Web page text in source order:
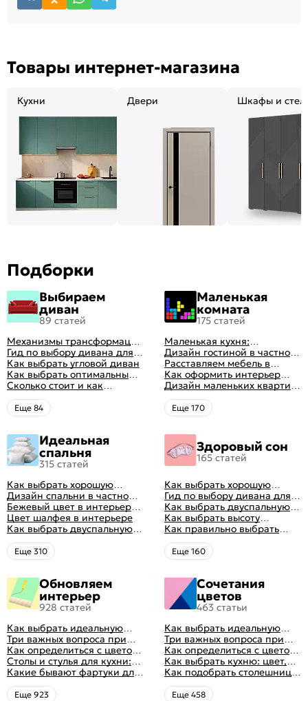
Товары интернет-магазина
Кухни Двери Шкафы и
Подборки
Выбираем
диван
89 статей
Механизмы трансформации
диванов: все виды,
особенности, плюсы и
минусы
Гид по выбору дивана для
сна
Как выбрать угловой диван
Как выбрать оптимальный
цвет стен в гостиной: 50
фото и идей оформления
Сколько стоит и как
перетянуть диван
Eще 84
Маленькая
комната
175 статей
Маленькая кухня:
планировка, стили, цвет и
рисунок, реальные фото
Дизайн гостиной в частном
доме: 50 вариантов с фото
Расставляем мебель в
гостиной: главные правила
рациональной планировки
Как оформить интерьер
однокомнатной квартиры:
47 классных идей с фото
Дизайн маленьких квартир:
10 идей для дизайна
интерьера с фото
Eще 170
Идеальная
спальня
315 статей
Как выбрать хорошую
кровать для сна
Дизайн спальни в частном
доме: множество идей
оформления идеальных
интерьеров
Бежевый цвет в интерьере
спальни 2024, 40 красивых
интерьеров с фото
Цвет шалфея в интерьере
Как выбрать двуспальную
кровать и матрас
правильно: советы и фото в
интерьере
Eще 310
Здоровый сон
165 статей
Как выбрать хорошую
кровать для сна
Гид по выбору дивана для
сна
Как выбрать двуспальную
кровать и матрас
правильно: советы и фото в
интерьере
Как выбрать высоту
матраса
Как правильно выбрать
ортопедический матрас
Eще 160
Обновляем
интерьер
928 статей
Как выбрать идеальную
планировку для кухни
Три важных вопроса при
выборе кухни: готовка,
посуда, комфорт
Как определиться с цветом
кухни: светлые, темные,
яркие
Столы и стулья для кухни:
советы по выбору
Какие бывают фартуки для
кухни: как правильно
выбрать
Eще 923
Сочетания
цветов
463 статьи
Как выбрать идеальную
планировку для кухни
Три важных вопроса при
выборе кухни: готовка,
посуда, комфорт
Как определиться с цветом
кухни: светлые, темные,
яркие
Как выбрать кухню: цвет,
планировка, аксессуары
Как подобрать столешницу
для кухни по цвету
Eще 458